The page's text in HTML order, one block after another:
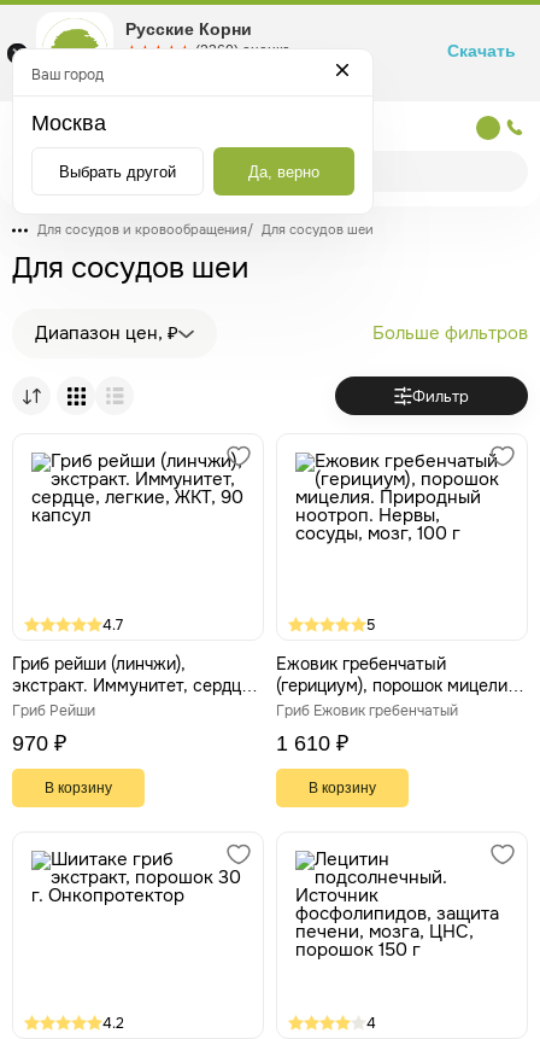
Для сосудов и кровообращения/ Для сосудов шеи
Для сосудов шеи
Диапазон цен, ₽ Больше фильтров
Фильтр
4.7
Гриб рейши (линчжи),
экстракт. Иммунитет, сердце,
легкие, ЖКТ, 90 капсул
Гриб Рейши
970 ₽
В корзину
5
Ежовик гребенчатый
(герициум), порошок мицелия.
Природный ноотроп. Нервы,
Гриб Ежовик гребенчатый
1 610 ₽
В корзину
4.2 4
Ваш город
Москва
Выбрать другой Да, верно
Русские Корни
☆☆☆☆☆
★★★★★ (2360) оценка
Маркетплейс товаров для здоровья
Скачать